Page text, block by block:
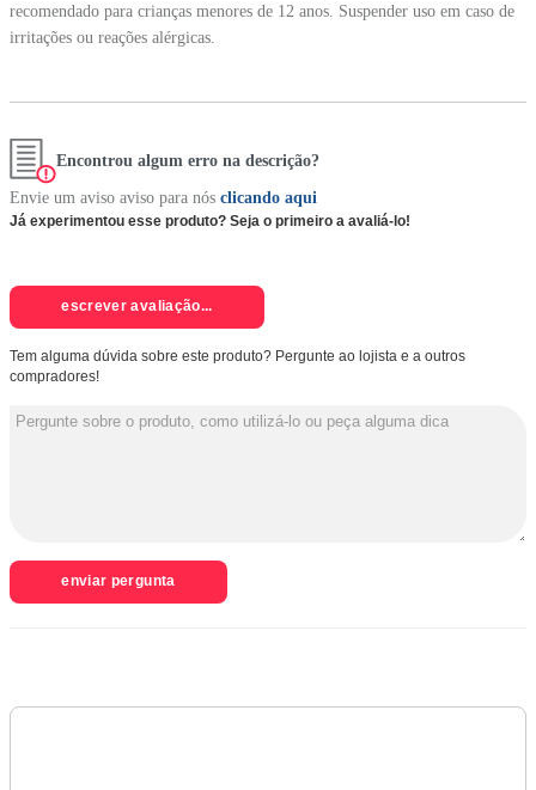
recomendado para crianças menores de 12 anos. Suspender uso em caso de
irritações ou reações alérgicas.
Encontrou algum erro na descrição?
Envie um aviso aviso para nós clicando aqui
Já experimentou esse produto? Seja o primeiro a avaliá-lo!
escrever avaliação...
Tem alguma dúvida sobre este produto? Pergunte ao lojista e a outros
compradores!
enviar pergunta